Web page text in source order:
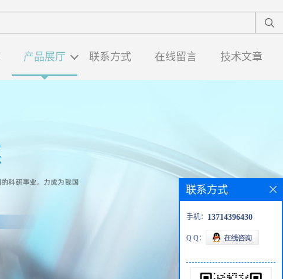
产品展厅 联系方式 在线留言 技术文章
联系方式
手机： 13714396430
Q Q：